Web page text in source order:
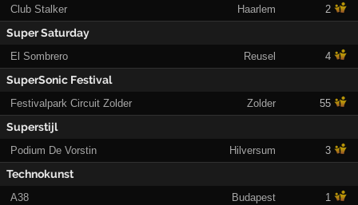
Club Stalker Haarlem 2
Super Saturday
El Sombrero Reusel 4
SuperSonic Festival
Festivalpark Circuit Zolder Zolder 55
Superstijl
Podium De Vorstin Hilversum 3
Technokunst
A38 Budapest 1